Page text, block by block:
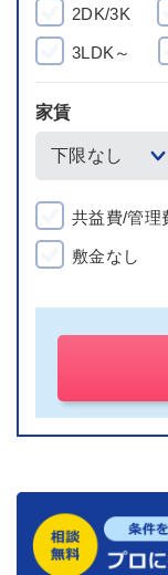
2DK/3K
3LDK～
家賃
共益費/管理
敷金なし